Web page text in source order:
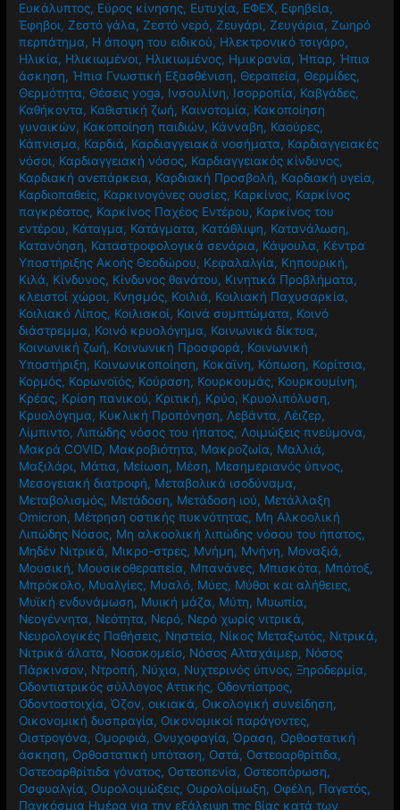
Ευκάλυπτος, Εύρος κίνησης, Ευτυχία, ΕΦΕΧ, Εφηβεία,
Έφηβοι,Ζεστό γάλα,Ζεστό νερό,Ζευγάρι,Ζευγάρια,Ζωηρό
περπάτημα, Η άποψη του ειδικού, Ηλεκτρονικό τσιγάρο,
Ηλικία, Ηλικιωμένοι, Ηλικιωμένος, Ημικρανία, Ήπαρ, Ήπια
άσκηση, Ήπια Γνωστική Εξασθένιση, Θεραπεία, Θερμίδες,
Θερμότητα, Θέσεις yoga, Ινσουλίνη, Ισορροπία, Καβγάδες,
Καθήκοντα, Καθιστική ζωή, Καινοτομία, Κακοποίηση
γυναικών, Κακοποίηση παιδιών, Κάνναβη, Καούρες,
Κάπνισμα, Καρδιά, Καρδιαγγειακά νοσήματα, Καρδιαγγειακές
νόσοι, Καρδιαγγειακή νόσος, Καρδιαγγειακός κίνδυνος,
Καρδιακή ανεπάρκεια, Καρδιακή Προσβολή, Καρδιακή υγεία,
Καρδιοπαθείς, Καρκινογόνες ουσίες, Καρκίνος, Καρκίνος
παγκρέατος, Καρκίνος Παχέος Εντέρου, Καρκίνος του
εντέρου, Κάταγμα, Κατάγματα, Κατάθλιψη, Κατανάλωση,
Κατανόηση, Καταστροφολογικά σενάρια, Κάψουλα, Κέντρα
Υποστήριξης Ακοής Θεοδώρου, Κεφαλαλγία, Κηπουρική,
Κιλά, Κίνδυνος, Κίνδυνος θανάτου, Κινητικά Προβλήματα,
κλειστοί χώροι, Κνησμός, Κοιλιά, Κοιλιακή Παχυσαρκία,
Κοιλιακό Λίπος, Κοιλιακοί, Κοινά συμπτώματα, Κοινό
διάστρεμμα, Κοινό κρυολόγημα, Κοινωνικά δίκτυα,
Κοινωνική ζωή, Κοινωνική Προσφορά, Κοινωνική
Υποστήριξη, Κοινωνικοποίηση, Κοκαϊνη, Κόπωση, Κορίτσια,
Κορμός, Κορωνοϊός, Κούραση, Κουρκουμάς, Κουρκουμίνη,
Κρέας, Κρίση πανικού, Κριτική, Κρύο, Κρυολιπόλυση,
Κρυολόγημα, Κυκλική Προπόνηση, Λεβάντα, Λέιζερ,
Λίμπιντο, Λιπώδης νόσος του ήπατος, Λοιμώξεις πνεύμονα,
Μακρά COVID, Μακροβιότητα, Μακροζωία, Μαλλιά,
Μαξιλάρι, Μάτια, Μείωση, Μέση, Μεσημεριανός ύπνος,
Μεσογειακή διατροφή, Μεταβολικά ισοδύναμα,
Μεταβολισμός, Μετάδοση, Μετάδοση ιού, Μετάλλαξη
Omicron, Μέτρηση οστικής πυκνότητας, Μη Αλκοολική
Λιπώδης Νόσος, Μη αλκοολική λιπώδης νόσου του ήπατος,
Μηδέν Νιτρικά, Μικρο-στρες, Μνήμη, Μνήνη, Μοναξιά,
Μουσική, Μουσικοθεραπεία, Μπανάνες, Μπισκότα, Μπότοξ,
Μπρόκολο, Μυαλγίες, Μυαλό, Μύες, Μύθοι και αλήθειες,
Μυϊκή ενδυνάμωση, Μυική μάζα, Μύτη, Μυωπία,
Νεογέννητα, Νεότητα, Νερό, Νερό χωρίς νιτρικά,
Νευρολογικές Παθήσεις, Νηστεία, Νίκος Μεταξωτός, Νιτρικά,
Νιτρικά άλατα, Νοσοκομείο, Νόσος Αλτσχάιμερ, Νόσος
Πάρκινσον, Ντροπή, Νύχια, Νυχτερινός ύπνος,Ξηροδερμία,
Οδοντιατρικός σύλλογος Αττικής, Οδοντίατρος,
Οδοντοστοιχία,Όζον,οικιακά, Οικολογική συνείδηση,
Οικονομική δυσπραγία, Οικονομικοί παράγοντες,
Οιστρογόνα, Ομορφιά, Ονυχοφαγία,Όραση, Ορθοστατική
άσκηση, Ορθοστατική υπόταση, Οστά, Οστεοαρθρίτιδα,
Οστεοαρθρίτιδα γόνατος, Οστεοπενία, Οστεοπόρωση,
Οσφυαλγία, Ουρολοιμώξεις, Ουρολοίμωξη, Οφέλη, Παγετός,
Παγκόσμια Ημέρα για την εξάλειψη της βίας κατά των